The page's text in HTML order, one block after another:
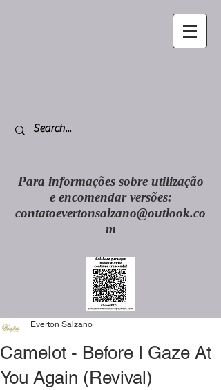
Para informações sobre utilização
e encomendar versões:
contatoevertonsalzano@outlook.co
m
Camelot - Before I Gaze At
You Again (Revival)
Everton Salzano